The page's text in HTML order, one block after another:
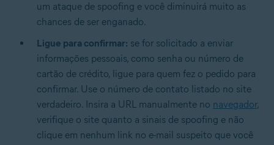
um ataque de spoofing e você diminuirá muito as
chances de ser enganado.
Ligue para confirmar: se for solicitado a enviar
informações pessoais, como senha ou número de
cartão de crédito, ligue para quem fez o pedido para
confirmar. Use o número de contato listado no site
verdadeiro. Insira a URL manualmente no navegador,
verifique o site quanto a sinais de spoofing e não
clique em nenhum link no e-mail suspeito que você